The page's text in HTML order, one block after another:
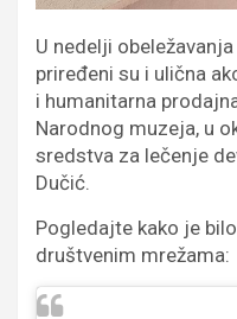
U nedelji
priređeni su i ulična
i humanitarna
Narodnog muzeja, u
sredstva za lečenje
Dučić.
Pogledajte kako je
društvenim mrežama: